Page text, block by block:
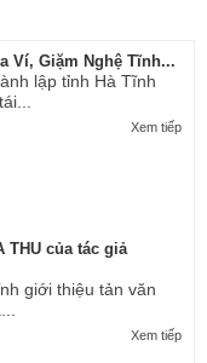
Ví, Giặm Nghệ Tĩnh...
lập tỉnh Hà Tĩnh
Xem tiếp
THU của tác giả
giới thiệu tản văn
Xem tiếp